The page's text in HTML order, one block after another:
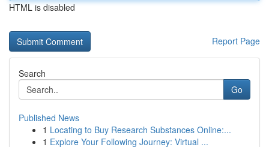
HTML is disabled
Report Page
Search
Go
Published News
1 Locating to Buy Research Substances Online:...
1 Explore Your Following Journey: Virtual ...